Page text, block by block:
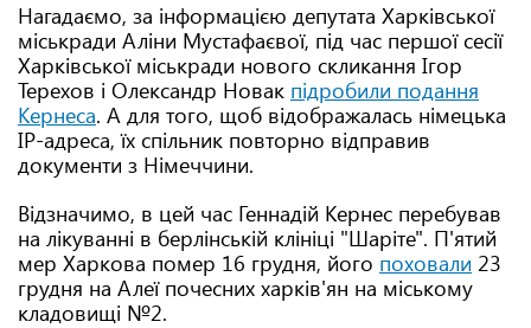
Нагадаємо, за інформацією депутата Харківської
міськради Аліни Мустафаєвої, під час першої сесії
Харківської міськради нового скликання Ігор
Терехов і Олександр Новак підробили подання
Кернеса. А для того, щоб відображалась німецька
IP-адреса, їх спільник повторно відправив
документи з Німеччини.
Відзначимо, в цей час Геннадій Кернес перебував
на лікуванні в берлінській клініці "Шаріте". П'ятий
мер Харкова помер 16 грудня, його поховали 23
грудня на Алеї почесних харків'ян на міському
кладовищі №2.